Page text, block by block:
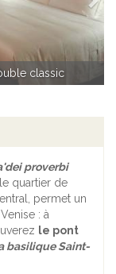
classic
proverbi
quartier de
permet un
: à
le pont
basilique Saint-